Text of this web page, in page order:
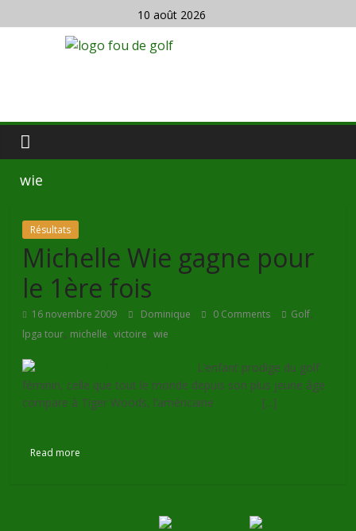
10 août 2026
wie
Résultats
Michelle Wie gagne pour
le 1ère fois
16 novembre 2009 Dominique 0 Comments Golf,
lpga tour, michelle,victoire,wie
L’enfant prodige du golf
féminin, celle que tout le monde depuis son plus jeune âge
compare à Tiger Woods, l’américaine
[...]
Read more